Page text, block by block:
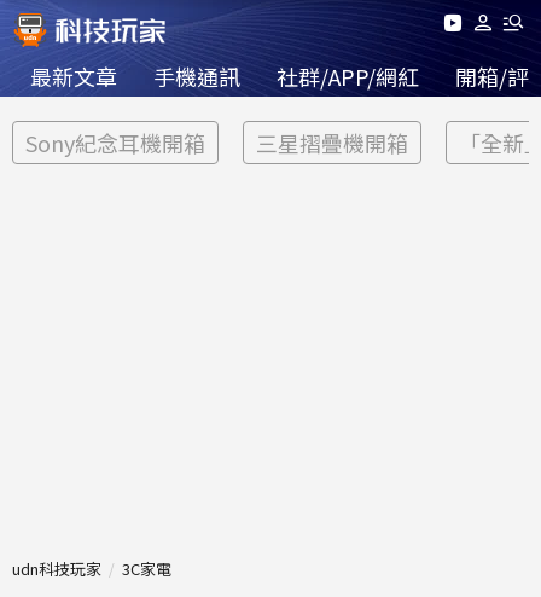
最新文章 手機通訊 社群/APP/網紅 開箱/評
Sony紀念耳機開箱 三星摺疊機開箱 「全新
udn科技玩家 3C家電